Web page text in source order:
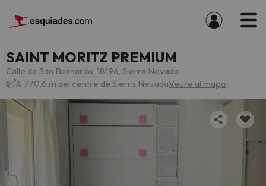
SAINT MORITZ PREMIUM
Calle de San Bernardo, 18196, Sierra Nevada
A 770.6 m del centre de Sierra NevadaVeure al mapa